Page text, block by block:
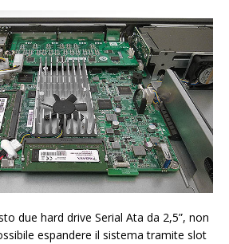
due hard drive Serial Ata da 2,5”, non
espandere il sistema tramite slot